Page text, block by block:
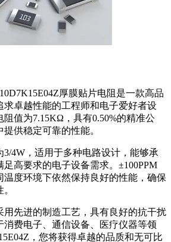
厚膜贴片电阻是一款高品
求卓越性能的工程师和电子爱好者设
阻值为7.15KΩ，具有0.50%的精准公
供稳定可靠的性能。
4W，适用于多种电路设计，能够承
高要求的电子设备需求。±100PPM
温度环境下依然保持良好的性能，确保
用先进的制造工艺，具有良好的抗干扰
消费电子、通信设备、医疗仪器等领
，您将获得卓越的品质和无可比